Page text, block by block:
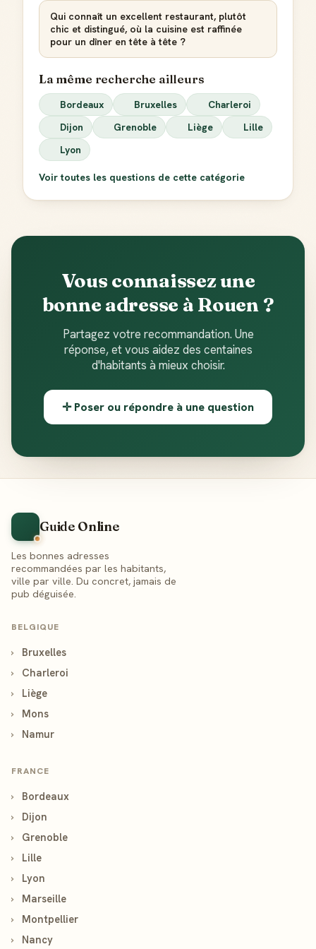
Qui connaît un excellent restaurant, plutôt
chic et distingué, où la cuisine est raffinée
pour un dîner en tête à tête ?
La même recherche ailleurs
Bordeaux Bruxelles
Charleroi
Dijon
Grenoble Liège
Lille
Lyon
Voir toutes les questions de cette catégorie
Vous connaissez une
bonne adresse à Rouen ?
Partagez votre recommandation. Une
réponse, et vous aidez des centaines
d'habitants à mieux choisir.
✛ Poser ou répondre à une question
Guide Online
Les bonnes adresses
recommandées par les habitants,
ville par ville. Du concret, jamais de
pub déguisée.
BELGIQUE
›
Bruxelles
›
Charleroi
›
Liège
›
Mons
›
Namur
FRANCE
›
Bordeaux
›
Dijon
›
Grenoble
›
Lille
›
Lyon
›
Marseille
›
Montpellier
›
Nancy